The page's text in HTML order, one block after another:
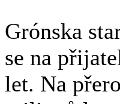
Grónska
se na
let. Na